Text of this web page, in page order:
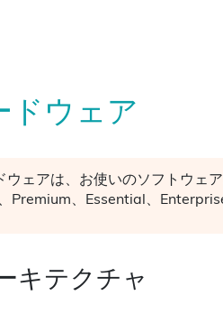
ドウェア
ウェアは、お使いのソフトウェ
Premium、Essential、Enterprise
キテクチャ